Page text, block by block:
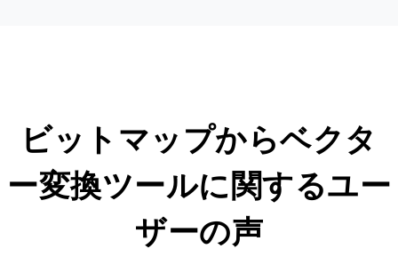
ビットマップからベクタ
ー変換ツールに関するユー
ザーの声